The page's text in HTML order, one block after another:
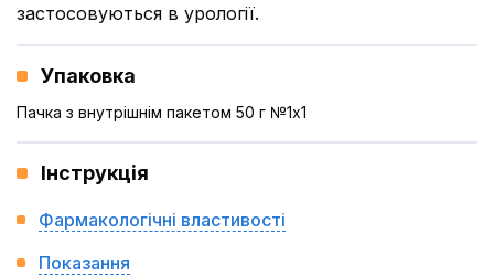
застосовуються в урології.
Упаковка
Пачка з внутрішнім пакетом 50 г №1x1
Інструкція
Фармакологічні властивості
Показання